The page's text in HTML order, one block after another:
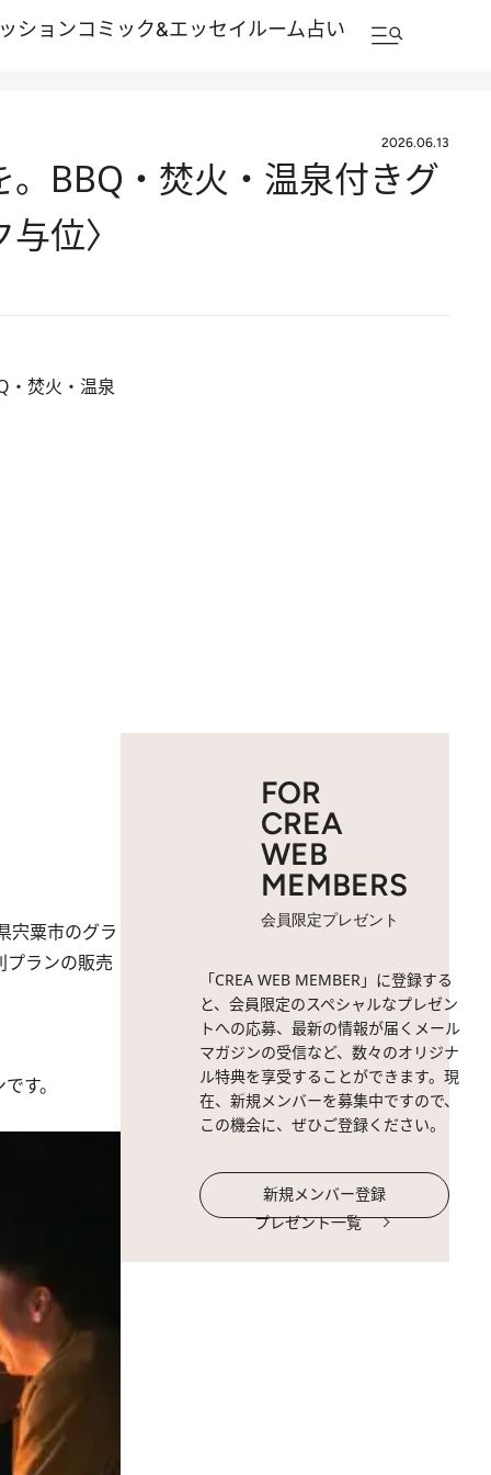
ションコミック&エッセイルーム占い
2026.06.13
BBQ・焚火・温泉付きグ
位〉
・焚火・温泉
宍粟市のグラ
プランの販売
す。
FOR
CREA
WEB
MEMBERS
会員限定プレゼント
「CREA WEB MEMBER」に登録する
と、会員限定のスペシャルなプレゼン
トへの応募、最新の情報が届くメール
マガジンの受信など、数々のオリジナ
ル特典を享受することができます。現
在、新規メンバーを募集中ですので、
この機会に、ぜひご登録ください。
新規メンバー登録
プレゼント一覧